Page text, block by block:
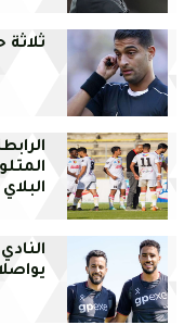
ثلاثة